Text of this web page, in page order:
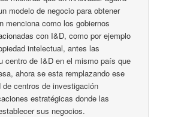
modelo de negocio para obtener
menciona como los gobiernos
con I&D, como por ejemplo
intelectual, antes las
centro de I&D en el mismo país que
ahora se esta remplazando ese
de centros de investigación
estratégicas donde las
sus negocios.